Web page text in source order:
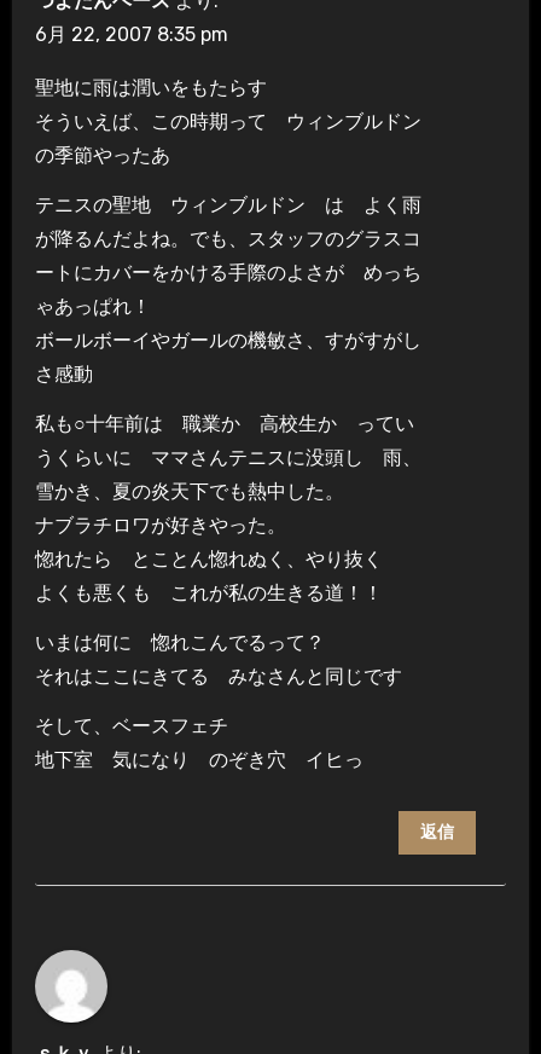
6月 22, 2007 8:35 pm
聖地に雨は潤いをもたらす
そういえば、この時期って ウィンブルドン
の季節やったあ
テニスの聖地 ウィンブルドン は よく雨
が降るんだよね。でも、スタッフのグラスコ
ートにカバーをかける手際のよさが めっち
ゃあっぱれ！
ボールボーイやガールの機敏さ、すがすがし
さ感動
私も○十年前は 職業か 高校生か ってい
うくらいに ママさんテニスに没頭し 雨、
雪かき、夏の炎天下でも熱中した。
ナブラチロワが好きやった。
惚れたら とことん惚れぬく、やり抜く
よくも悪くも これが私の生きる道！！
いまは何に 惚れこんでるって？
それはここにきてる みなさんと同じです
そして、ベースフェチ
地下室 気になり のぞき穴 イヒっ
返信